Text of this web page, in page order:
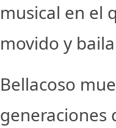
musical en el
movido y
Bellacoso
generaciones